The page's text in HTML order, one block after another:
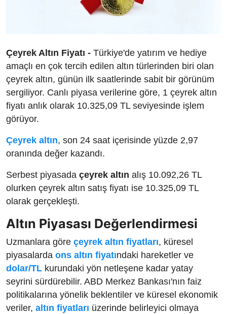
Çeyrek Altın Fiyatı - Türkiye'de yatırım ve hediye
amaçlı en çok tercih edilen altın türlerinden biri olan
çeyrek altın, günün ilk saatlerinde sabit bir görünüm
sergiliyor. Canlı piyasa verilerine göre, 1 çeyrek altın
fiyatı anlık olarak 10.325,09 TL seviyesinde işlem
görüyor.
Çeyrek altın, son 24 saat içerisinde yüzde 2,97
oranında değer kazandı.
Serbest piyasada çeyrek altın alış 10.092,26 TL
olurken çeyrek altın satış fiyatı ise 10.325,09 TL
olarak gerçekleşti.
Altın Piyasası Değerlendirmesi
Uzmanlara göre çeyrek altın fiyatları, küresel
piyasalarda ons altın fiyatındaki hareketler ve
dolar/TL kurundaki yön netleşene kadar yatay
seyrini sürdürebilir. ABD Merkez Bankası'nın faiz
politikalarına yönelik beklentiler ve küresel ekonomik
veriler, altın fiyatları üzerinde belirleyici olmaya